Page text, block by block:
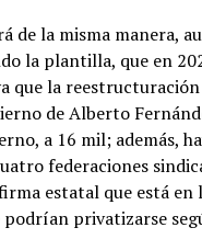
de la misma manera,
la plantilla, que en
que la
de Alberto
a 16 mil; además,
federaciones
estatal que está en
privatizarse